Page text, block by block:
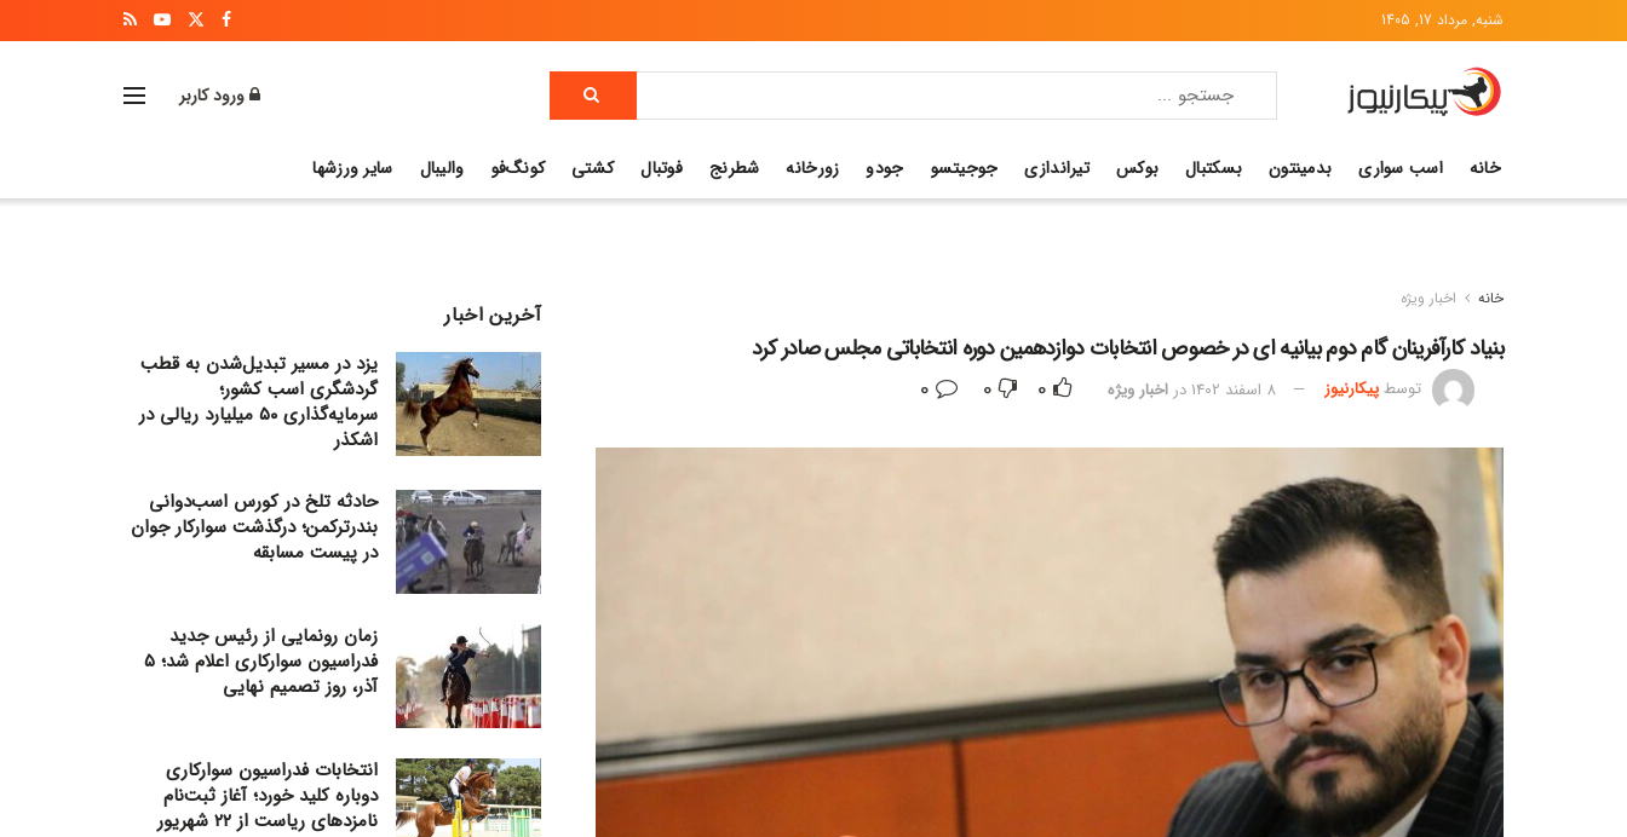
شنبه, مرداد 17, 1405
ورود کاربر
خانه اسب سواری بدمینتون بسکتبال بوکس تیراندازی جوجیتسو جودو زورخانه شطرنج فوتبال کشتی کونگ‌فو والیبال سایر ورزشها
خانه اخبار ویژه
بنیاد کارآفرینان گام دوم بیانیه ای در خصوص انتخابات دوازدهمین دوره انتخاباتی مجلس صادر کرد
توسطپیکارنیوز 8 اسفند 1402 در اخبار ویژه 0
0
آخرین اخبار
یزد در مسیر تبدیل‌شدن به قطب
گردشگری اسب کشور؛
سرمایه‌گذاری ۵۰ میلیارد ریالی در
اشکذر
حادثه تلخ در کورس اسب‌دوانی
بندرترکمن؛ درگذشت سوارکار جوان
در پیست مسابقه
زمان رونمایی از رئیس جدید
فدراسیون سوارکاری اعلام شد؛ ۵
آذر، روز تصمیم نهایی
انتخابات فدراسیون سوارکاری
دوباره کلید خورد؛ آغاز ثبت‌نام
نامزدهای ریاست از ۲۲ شهریور